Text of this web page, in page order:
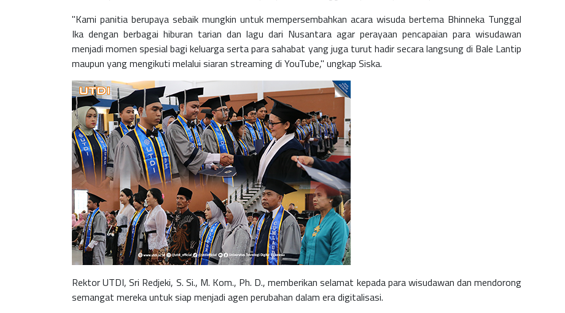
"Kami panitia berupaya sebaik mungkin untuk mempersembahkan acara wisuda bertema Bhinneka Tunggal
Ika dengan berbagai hiburan tarian dan lagu dari Nusantara agar perayaan pencapaian para wisudawan
menjadi momen spesial bagi keluarga serta para sahabat yang juga turut hadir secara langsung di Bale Lantip
maupun yang mengikuti melalui siaran streaming di YouTube," ungkap Siska.
Rektor UTDI, Sri Redjeki, S. Si., M. Kom., Ph. D., memberikan selamat kepada para wisudawan dan mendorong
semangat mereka untuk siap menjadi agen perubahan dalam era digitalisasi.